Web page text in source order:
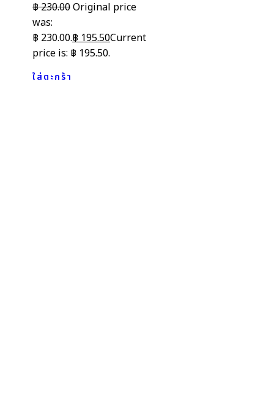
฿230.00Original price
was:
฿ 230.00.฿195.50Current
price is: ฿ 195.50.
ใส่ตะกร้า